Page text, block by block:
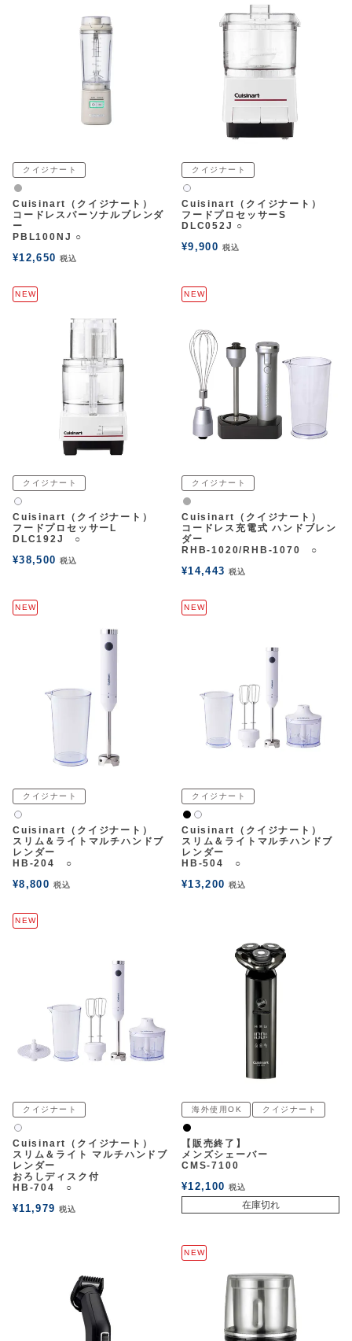
クイジナート
グレー
Cuisinart（クイジナート）
コードレスパーソナルブレンダ
ー
PBL100NJ ○
¥12,650 税込
クイジナート
白2
Cuisinart（クイジナート）
フードプロセッサーS
DLC052J ○
¥9,900 税込
NEW
クイジナート
白2
Cuisinart（クイジナート）
フードプロセッサーL
DLC192J ○
¥38,500 税込
NEW
クイジナート
グレー
Cuisinart（クイジナート）
コードレス充電式 ハンドブレン
ダー
RHB-1020/RHB-1070 ○
¥14,443 税込
NEW
クイジナート
白2
Cuisinart（クイジナート）
スリム＆ライトマルチハンドブ
レンダー
HB-204 ○
¥8,800 税込
NEW
クイジナート
黒 白2
Cuisinart（クイジナート）
スリム＆ライトマルチハンドブ
レンダー
HB-504 ○
¥13,200 税込
NEW
クイジナート
白2
Cuisinart（クイジナート）
スリム＆ライト マルチハンドブ
レンダー
おろしディスク付
HB-704 ○
¥11,979 税込
海外使用OK クイジナート
黒
【販売終了】
メンズシェーバー
CMS-7100
¥12,100 税込
在庫切れ
NEW